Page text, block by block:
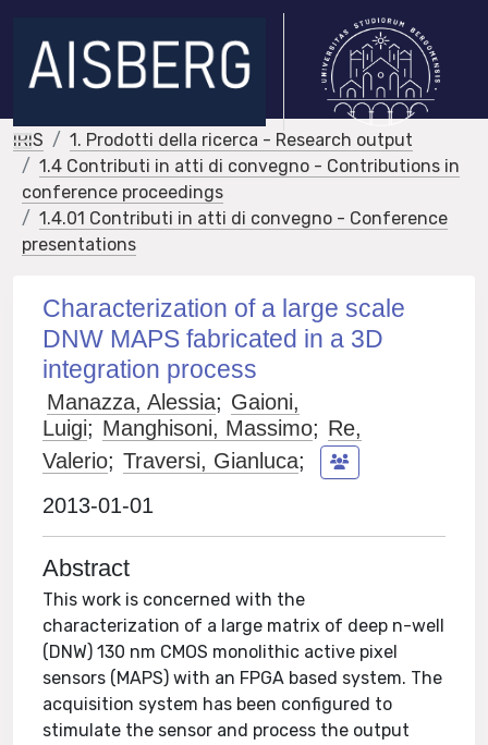
IRIS
1. Prodotti della ricerca - Research output
1.4 Contributi in atti di convegno - Contributions in
conference proceedings
1.4.01 Contributi in atti di convegno - Conference
presentations
Characterization of a large scale
DNW MAPS fabricated in a 3D
integration process
Manazza, Alessia; Gaioni,
Luigi; Manghisoni, Massimo; Re,
Valerio; Traversi, Gianluca;
2013-01-01
Abstract
This work is concerned with the
characterization of a large matrix of deep n-well
(DNW) 130 nm CMOS monolithic active pixel
sensors (MAPS) with an FPGA based system. The
acquisition system has been configured to
stimulate the sensor and process the output